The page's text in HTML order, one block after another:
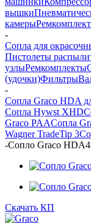
вышки
камеры
-
Сопла для
Пистолеты
узлыРемкомплекты
(удочки)Фильтры
-
Сопла Graco HDA
Сопла Hywst XHD
Graco PAAСопла
Wagner TradeTip 3
-Сопло Graco
Скачать КП